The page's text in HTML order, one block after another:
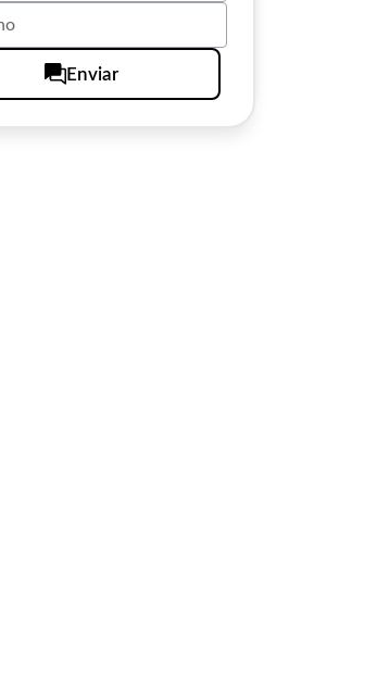
Enviar